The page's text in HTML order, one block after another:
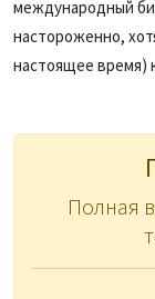
международный
настороженно,
настоящее время)
Полная